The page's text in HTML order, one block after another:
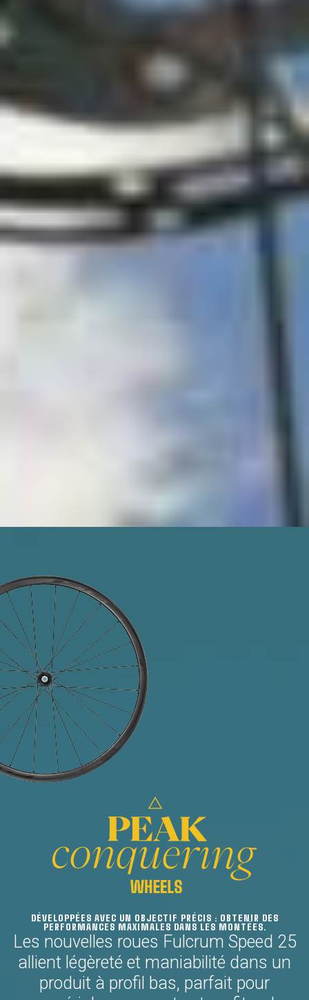
DÉVELOPPÉES AVEC UN OBJECTIF PRÉCIS : OBTENIR DES
PERFORMANCES MAXIMALES DANS LES MONTÉES.
Les nouvelles roues Fulcrum Speed 25
allient légèreté et maniabilité dans un
produit à profil bas, parfait pour